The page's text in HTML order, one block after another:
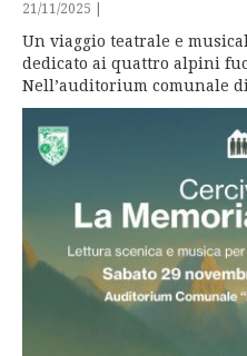
21/11/2025
Un viaggio teatrale e
dedicato ai quattro alpini
Nell’auditorium comunale di